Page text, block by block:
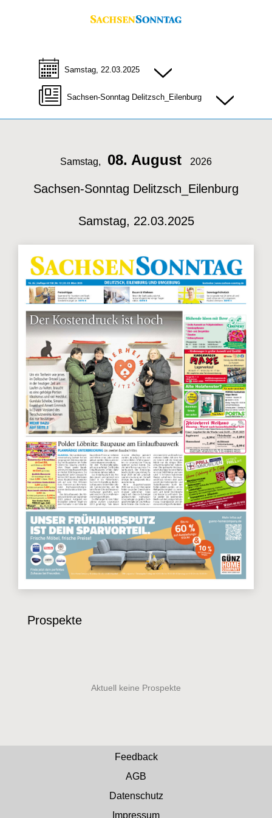
Samstag, 22.03.2025
Sachsen-Sonntag Delitzsch_Eilenburg
Samstag, 08. August 2026
Sachsen-Sonntag Delitzsch_Eilenburg
Samstag, 22.03.2025
Prospekte
Feedback
AGB
Datenschutz
Impressum